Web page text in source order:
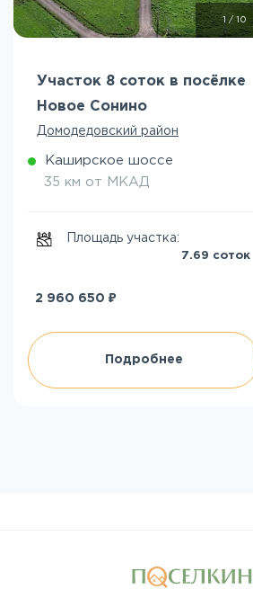
/ 10
Участок 8 соток в посёлке
Новое Сонино
Домодедовский район
Каширское шоссе
35 км от МКАД
Площадь участка:
7.69 соток
2 960 650 ₽
Подробнее